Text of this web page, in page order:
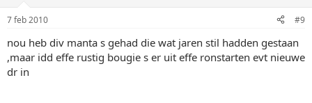
7 feb 2010 #9
nou heb div manta s gehad die wat jaren stil hadden gestaan
,maar idd effe rustig bougie s er uit effe ronstarten evt nieuwe
dr in